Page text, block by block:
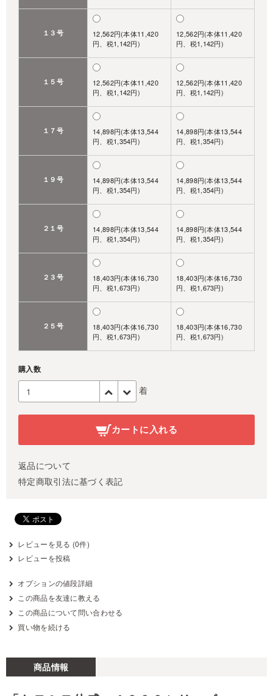
１３号
12,562円(本体11,420
円、税1,142円)
12,562円(本体11,420
円、税1,142円)
１５号
12,562円(本体11,420
円、税1,142円)
12,562円(本体11,420
円、税1,142円)
１７号
14,898円(本体13,544
円、税1,354円)
14,898円(本体13,544
円、税1,354円)
１９号
14,898円(本体13,544
円、税1,354円)
14,898円(本体13,544
円、税1,354円)
２１号
14,898円(本体13,544
円、税1,354円)
14,898円(本体13,544
円、税1,354円)
２３号
18,403円(本体16,730
円、税1,673円)
18,403円(本体16,730
円、税1,673円)
２５号
18,403円(本体16,730
円、税1,673円)
18,403円(本体16,730
円、税1,673円)
購入数
着
カートに入れる
返品について
特定商取引法に基づく表記
レビューを見る (0件)
レビューを投稿
オプションの値段詳細
この商品を友達に教える
この商品について問い合わせる
買い物を続ける
商品情報